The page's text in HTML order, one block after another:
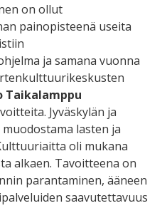
on ollut
painopisteenä useita
ja samana vuonna
Taikalamppu
Jyväskylän ja
lasten ja
oli mukana
alkaen. Tavoitteena on
parantaminen, ääneen
saavutettavuus